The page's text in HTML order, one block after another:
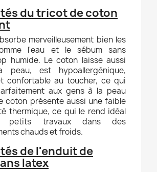
du tricot de coton
merveilleusement bien les
l'eau et le sébum sans
humide. Le coton laisse aussi
peau, est hypoallergénique,
confortable au toucher, ce qui
aux gens à la peau
coton présente aussi une faible
thermique, ce qui le rend idéal
petits travaux dans des
chauds et froids.
de l'enduit de
latex